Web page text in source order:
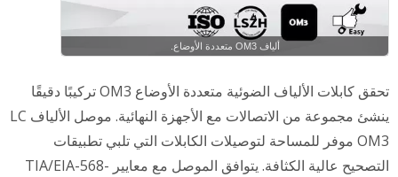
ألياف OM3 متعددة الأوضاع.
تحقق كابلات الألياف الضوئية متعددة الأوضاع OM3 تركيبًا دقيقًا
ينشئ مجموعة من الاتصالات مع الأجهزة النهائية. موصل الألياف LC
OM3 موفر للمساحة لتوصيلات الكابلات التي تلبي تطبيقات
التصحيح عالية الكثافة. يتوافق الموصل مع معايير TIA/EIA-568-